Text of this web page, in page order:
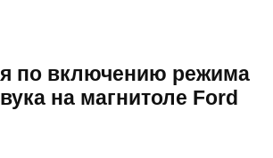
по включению режима
на магнитоле Ford